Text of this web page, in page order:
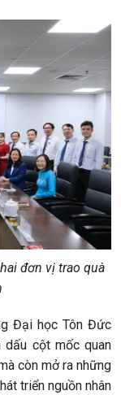
đơn vị trao quà
Đại học Tôn Đức
dấu cột mốc quan
còn mở ra những
triển nguồn nhân